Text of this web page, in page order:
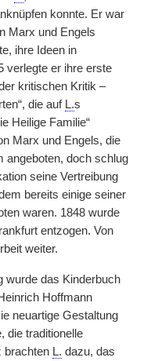
konnte. Er war
Marx und Engels
ihre Ideen in
verlegte er ihre erste
kritischen Kritik –
die auf L.s
Heilige Familie“
Marx und Engels, die
angeboten, doch schlug
seine Vertreibung
bereits einige seiner
waren. 1848 wurde
entzogen. Von
weiter.
wurde das Kinderbuch
Hoffmann
neuartige Gestaltung
die traditionelle
brachten L. dazu, das